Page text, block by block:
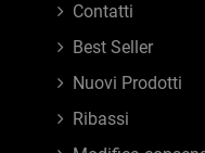
Contatti
Best Seller
Nuovi Prodotti
Ribassi